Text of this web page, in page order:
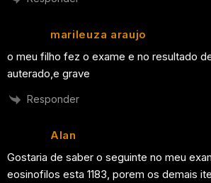
marileuza araujo
o meu filho fez o exame e no resultado
auterado,e grave
Responder
Alan
Gostaria de saber o seguinte no meu
eosinofilos esta 1183, porem os demais